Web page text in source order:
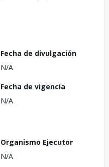
Fecha de divulgación
N/A
Fecha de vigencia
N/A
Organismo Ejecutor
N/A